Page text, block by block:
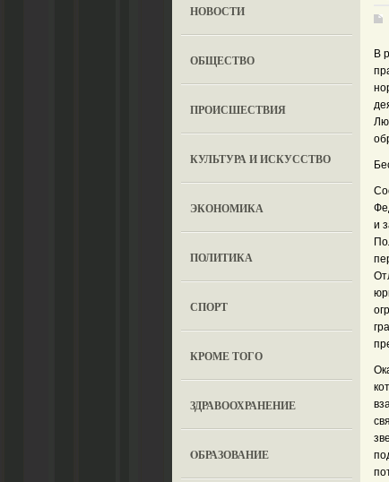
НОВОСТИ
ОБЩЕСТВО
ПРОИСШЕСТВИЯ
КУЛЬТУРА И ИСКУССТВО
ЭКОНОМИКА
ПОЛИТИКА
СПОРТ
КРОМЕ ТОГО
ЗДРАВООХРАНЕНИЕ
OБРАЗОВАНИЕ
В
и